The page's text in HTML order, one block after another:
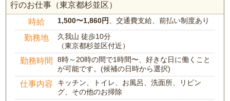
行のお仕事（東京都杉並区）
時給 1,500〜1,860円、交通費支給、前払い制度あり
勤務地
久我山 徒歩10分
（東京都杉並区付近）
勤務時間
8時～20時の間で1時間〜、好きな日に働くこと
が可能です。(候補の日時から選択)
仕事内容
キッチン、トイレ、お風呂、洗面所、リビン
グ、その他のお掃除